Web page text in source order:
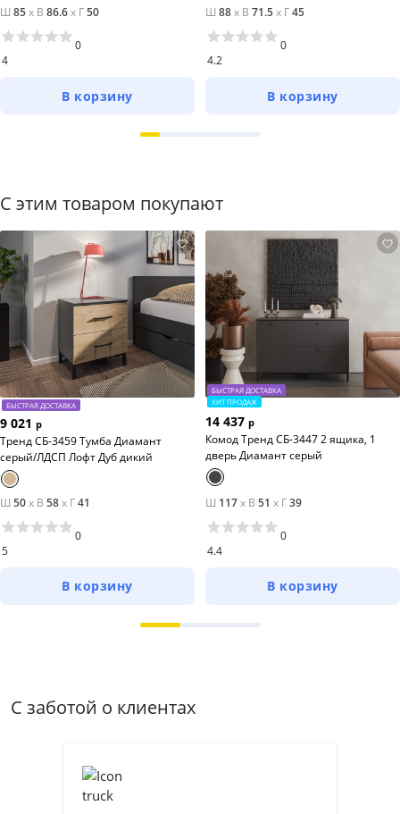
Ш 85x В 86.6x Г50
4
0
В корзину
Ш 88x В 71.5x Г45
4.2
0
В корзину
С этим товаром покупают
БЫСТРАЯ ДОСТАВКА
9 021 р
Тренд СБ-3459 Тумба Диамант
серый/ЛДСП Лофт Дуб дикий
Ш 50x В 58x Г41
5
0
В корзину
БЫСТРАЯ ДОСТАВКА
ХИТ ПРОДАЖ
14 437 р
Комод Тренд СБ-3447 2 ящика, 1
дверь Диамант серый
Ш 117x В 51 x Г39
4.4
0
В корзину
С заботой о клиентах